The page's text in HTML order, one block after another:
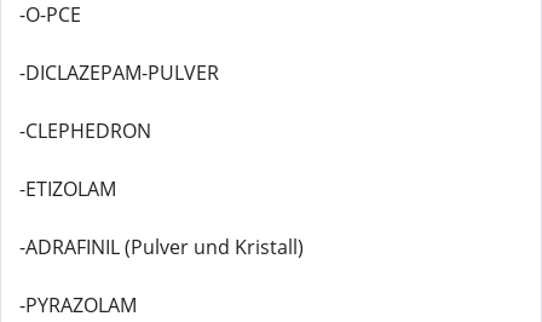
-O-PCE
-DICLAZEPAM-PULVER
-CLEPHEDRON
-ETIZOLAM
-ADRAFINIL (Pulver und Kristall)
-PYRAZOLAM